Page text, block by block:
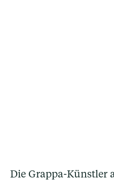
Die Grappa-Künstler